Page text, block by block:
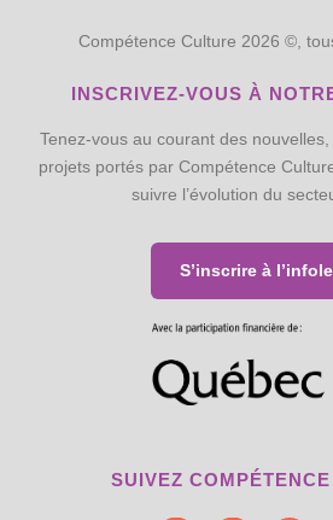
Compétence Culture 2026 ©,
INSCRIVEZ-VOUS À
Tenez-vous au courant des
projets portés par Compétence
suivre l’évolution du
S’inscrire à
SUIVEZ